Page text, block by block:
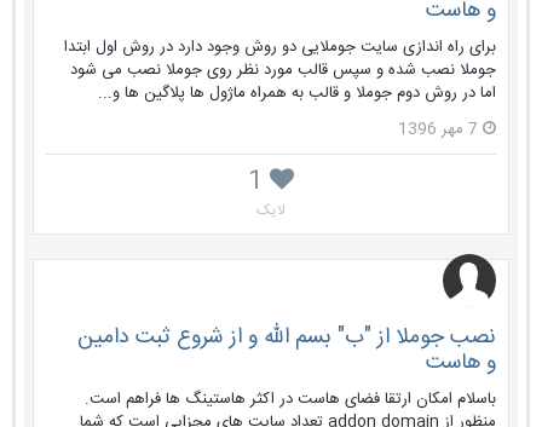
لایک
و هاست
برای راه اندازی سایت جوملایی دو روش وجود دارد در روش اول ابتدا
جوملا نصب شده و سپس قالب مورد نظر روی جوملا نصب می شود
اما در روش دوم جوملا و قالب به همراه ماژول ها پلاگین ها و...
7 مهر 1396
نصب جوملا از "ب" بسم الله و از شروع ثبت دامین
و هاست
باسلام امکان ارتقا فضای هاست در اکثر هاستینگ ها فراهم است.
منظور از addon domain تعداد سایت های مجزایی است که شما